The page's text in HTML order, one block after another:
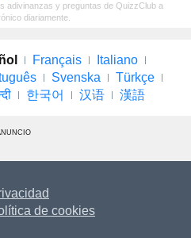
adivinanzas y preguntas de QuizzClub a
diariamente.
Français
Italiano
Svenska
Türkçe
한국어 汉语 漢語
de cookies